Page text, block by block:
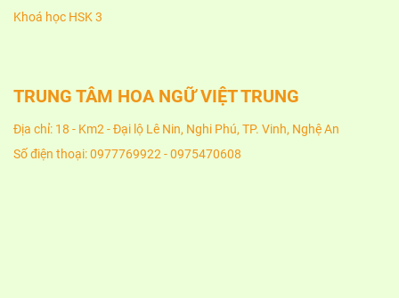
Khoá học HSK 3
TRUNG TÂM HOA NGỮ VIỆT TRUNG
Địa chỉ: 18 - Km2 - Đại lộ Lê Nin, Nghi Phú, TP. Vinh, Nghệ An
Số điện thoại: 0977769922 - 0975470608